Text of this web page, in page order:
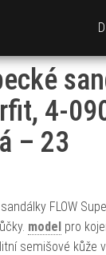
4-
– 23
sandálky FLOW
modelpro
semišové kůže